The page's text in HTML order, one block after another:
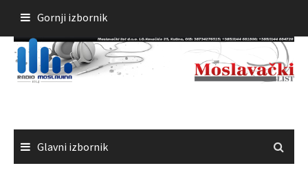
sadržaja
Gornji izbornik
Glavni izbornik